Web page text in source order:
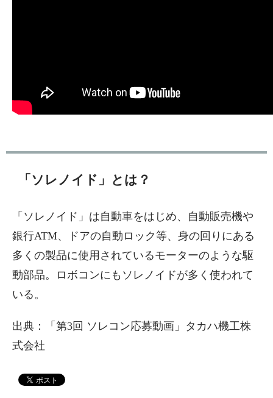
「ソレノイド」とは？
「ソレノイド」は自動車をはじめ、自動販売機や
銀行ATM、ドアの自動ロック等、身の回りにある
多くの製品に使用されているモーターのような駆
動部品。ロボコンにもソレノイドが多く使われて
いる。
出典：「第3回 ソレコン応募動画」タカハ機工株
式会社